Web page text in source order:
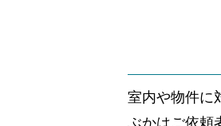
室内や物件に
ぶかはご依頼